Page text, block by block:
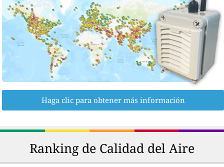
Haga clic para obtener más información
Ranking de Calidad del Aire